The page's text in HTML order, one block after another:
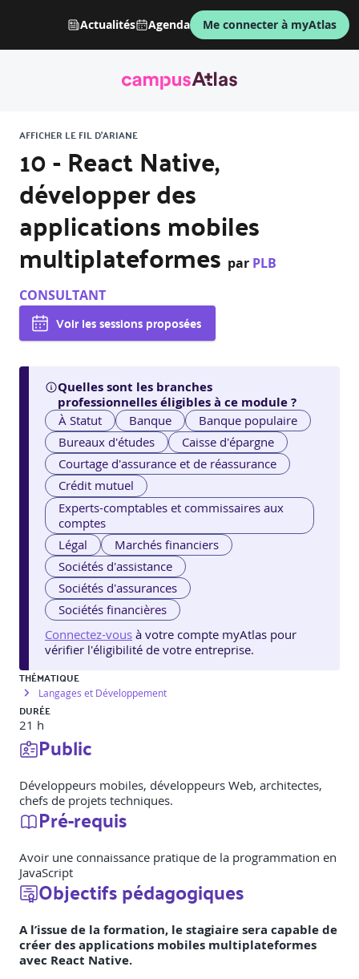
Actualités Agenda Me connecter à myAtlas
AFFICHER LE FIL D'ARIANE
10 - React Native,
développer des
applications mobiles
multiplateformes par PLB
CONSULTANT
Voir les sessions proposées
Quelles sont les branches
professionnelles éligibles à ce module ?
À Statut Banque
Banque populaire
Bureaux d'études
Caisse d'épargne
Courtage d'assurance et de réassurance
Crédit mutuel
Experts-comptables et commissaires aux
comptes
Légal
Marchés financiers
Sociétés d'assistance
Sociétés d'assurances
Sociétés financières
Connectez-vous à votre compte myAtlas pour
vérifier l'éligibilité de votre entreprise.
THÉMATIQUE
Langages et Développement
DURÉE
21 h
Public
Développeurs mobiles, développeurs Web, architectes,
chefs de projets techniques.
Pré-requis
Avoir une connaissance pratique de la programmation en
JavaScript
Objectifs pédagogiques
A l’issue de la formation, le stagiaire sera capable de
créer des applications mobiles multiplateformes
avec React Native.